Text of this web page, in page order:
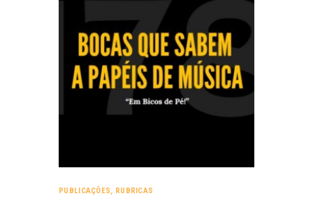
PUBLICAÇÕES, RUBRICAS